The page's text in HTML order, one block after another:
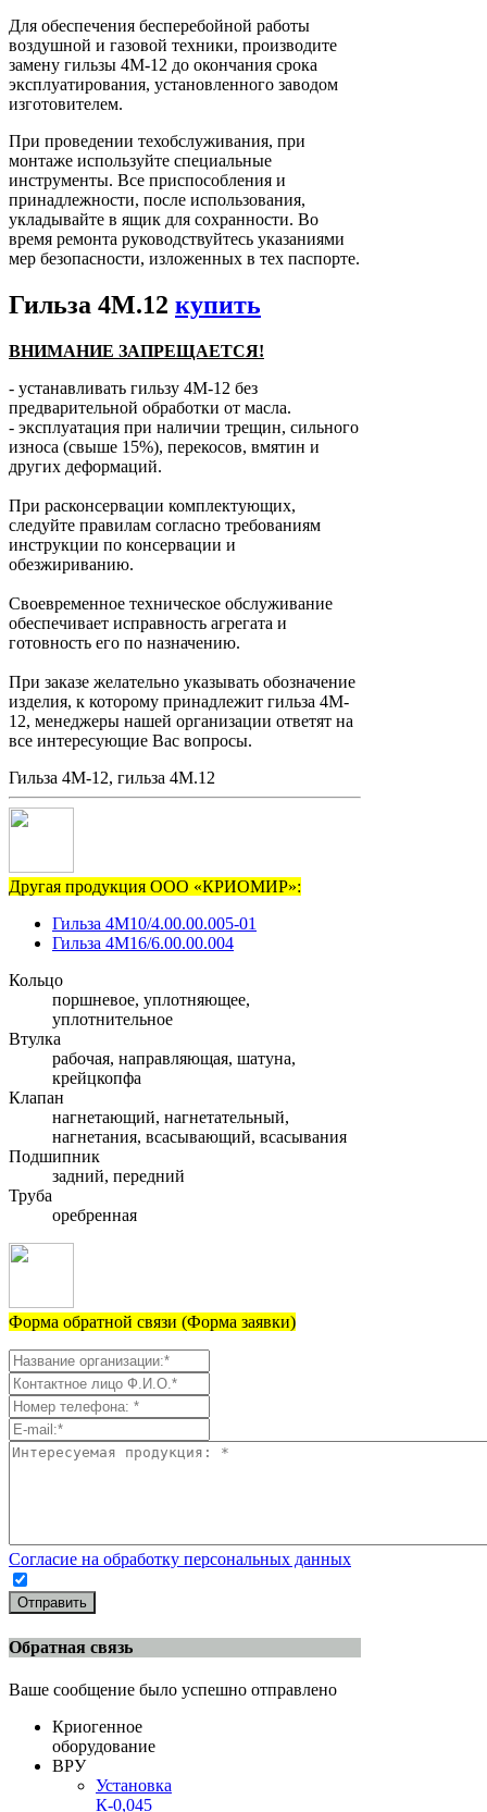
Для обеспечения бесперебойной работы
воздушной и газовой техники, производите
замену гильзы 4М-12 до окончания срока
эксплуатирования, установленного заводом
изготовителем.
При проведении техобслуживания, при
монтаже используйте специальные
инструменты. Все приспособления и
принадлежности, после использования,
укладывайте в ящик для сохранности. Во
время ремонта руководствуйтесь указаниями
мер безопасности, изложенных в тех паспорте.
Гильза 4М.12 купить
ВНИМАНИЕ ЗАПРЕЩАЕТСЯ!
- устанавливать гильзу 4М-12 без
предварительной обработки от масла.
- эксплуатация при наличии трещин, сильного
износа (свыше 15%), перекосов, вмятин и
других деформаций.
При расконсервации комплектующих,
следуйте правилам согласно требованиям
инструкции по консервации и
обезжириванию.
Своевременное техническое обслуживание
обеспечивает исправность агрегата и
готовность его по назначению.
При заказе желательно указывать обозначение
изделия, к которому принадлежит гильза 4М-
12, менеджеры нашей организации ответят на
все интересующие Вас вопросы.
Гильза 4М-12, гильза 4М.12
Другая продукция ООО «КРИОМИР»:
Гильза 4М10/4.00.00.005-01
Гильза 4М16/6.00.00.004
Кольцо
поршневое, уплотняющее,
уплотнительное
Втулка
рабочая, направляющая, шатуна,
крейцкопфа
Клапан
нагнетающий, нагнетательный,
нагнетания, всасывающий, всасывания
Подшипник
задний, передний
Труба
оребренная
Форма обратной связи (Форма заявки)
Согласие на обработку персональных данных
Отправить
Обратная связь
Ваше сообщение было успешно отправлено
Криогенное
оборудование
ВРУ
Установка
К-0,045